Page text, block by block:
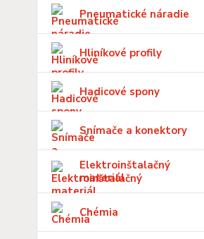
Pneumatické náradie
Hliníkové profily
Hadicové spony
Snímače a konektory
Elektroinštalačný
materiál
Chémia